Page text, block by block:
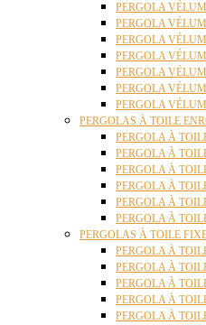
PERGOLA
PERGOLA
PERGOLA
PERGOLA
PERGOLA
PERGOLA
PERGOLA
PERGOLAS À TOILE
PERGOLA À
PERGOLA À
PERGOLA À
PERGOLA À
PERGOLA À
PERGOLA À
PERGOLAS À TOILE
PERGOLA À
PERGOLA À
PERGOLA À
PERGOLA À
PERGOLA À